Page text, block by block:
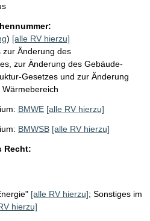
) [alle RV hierzu]
zur Änderung des
zur Änderung des Gebäude-
Gesetzes und zur Änderung
BMWE [alle RV hierzu]
BMWSB [alle RV hierzu]
Recht:
[alle RV hierzu]; Sonstiges im
hierzu]